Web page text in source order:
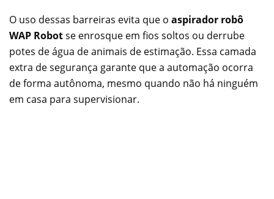
O uso dessas barreiras evita que o aspirador robô
WAP Robotse enrosque em fios soltos ou derrube
potes de água de animais de estimação. Essa camada
extra de segurança garante que a automação ocorra
de forma autônoma, mesmo quando não há ninguém
em casa para supervisionar.